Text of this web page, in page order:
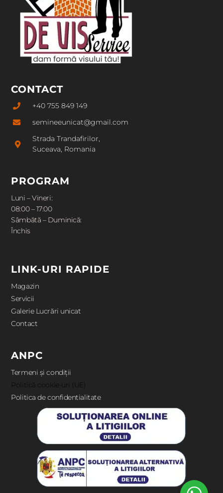
CONTACT
+40 755 849 149
semineeunicat@gmail.com
Strada Trandafirilor,
Suceava, Romania
PROGRAM
Luni – Vineri:
08:00 – 17:00
Sâmbătă – Duminică:
Închis
LINK-URI RAPIDE
Magazin
Servicii
Galerie Lucrări unicat
Contact
ANPC
Termeni și condiții
Politică cookie-uri (UE)
Politica de confidentialitate